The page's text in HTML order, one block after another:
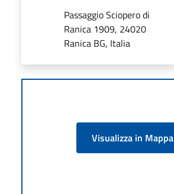
Passaggio Sciopero di
Ranica 1909, 24020
Ranica BG, Italia
Visualizza in Mappa